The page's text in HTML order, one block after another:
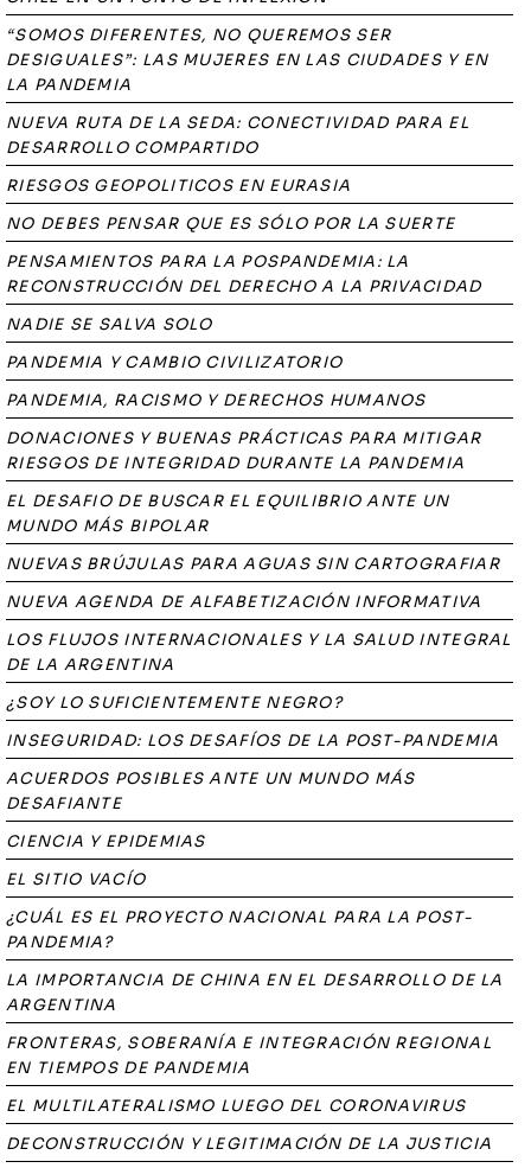
“SOMOS DIFERENTES, NO QUEREMOS SER
DESIGUALES”: LAS MUJERES EN LAS CIUDADES Y EN
LA PANDEMIA
NUEVA RUTA DE LA SEDA: CONECTIVIDAD PARA EL
DESARROLLO COMPARTIDO
RIESGOS GEOPOLITICOS EN EURASIA
NO DEBES PENSAR QUE ES SÓLO POR LA SUERTE
PENSAMIENTOS PARA LA POSPANDEMIA: LA
RECONSTRUCCIÓN DEL DERECHO A LA PRIVACIDAD
NADIE SE SALVA SOLO
PANDEMIA Y CAMBIO CIVILIZATORIO
PANDEMIA, RACISMO Y DERECHOS HUMANOS
DONACIONES Y BUENAS PRÁCTICAS PARA MITIGAR
RIESGOS DE INTEGRIDAD DURANTE LA PANDEMIA
EL DESAFIO DE BUSCAR EL EQUILIBRIO ANTE UN
MUNDO MÁS BIPOLAR
NUEVAS BRÚJULAS PARA AGUAS SIN CARTOGRAFIAR
NUEVA AGENDA DE ALFABETIZACIÓN INFORMATIVA
LOS FLUJOS INTERNACIONALES Y LA SALUD INTEGRAL
DE LA ARGENTINA
¿SOY LO SUFICIENTEMENTE NEGRO?
INSEGURIDAD: LOS DESAFÍOS DE LA POST-PANDEMIA
ACUERDOS POSIBLES ANTE UN MUNDO MÁS
DESAFIANTE
CIENCIA Y EPIDEMIAS
EL SITIO VACÍO
¿CUÁL ES EL PROYECTO NACIONAL PARA LA POST-
PANDEMIA?
LA IMPORTANCIA DE CHINA EN EL DESARROLLO DE LA
ARGENTINA
FRONTERAS, SOBERANÍA E INTEGRACIÓN REGIONAL
EN TIEMPOS DE PANDEMIA
EL MULTILATERALISMO LUEGO DEL CORONAVIRUS
DECONSTRUCCIÓN Y LEGITIMACIÓN DE LA JUSTICIA